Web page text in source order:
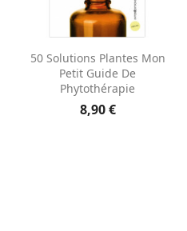
50 Solutions Plantes Mon
Petit Guide De
Phytothérapie
8,90 €